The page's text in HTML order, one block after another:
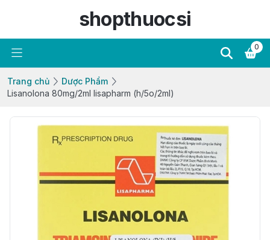
shopthuocsi
0
Trang chủ
Dược Phẩm
Lisanolona 80mg/2ml lisapharm (h/5o/2ml)